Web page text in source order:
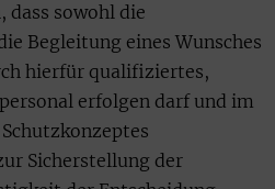
dass sowohl die
Begleitung eines Wunsches
hierfür qualifiziertes,
erfolgen darf und im
Sicherstellung der